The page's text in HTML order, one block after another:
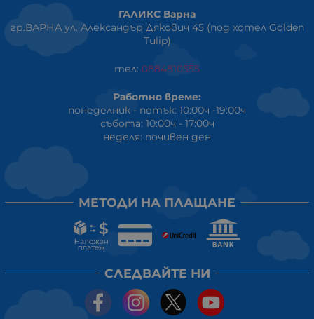
ГАЛИКС Варна
гр.ВАРНА ул. Александър Дякович 45 (под хотел Golden
Tulip)
тел: 0884810555
Работно време:
понеделник - петък: 10:00ч -19:00ч
събота: 10:00ч - 17:00ч
неделя: почивен ден
МЕТОДИ НА ПЛАЩАНЕ
СЛЕДВАЙТЕ НИ